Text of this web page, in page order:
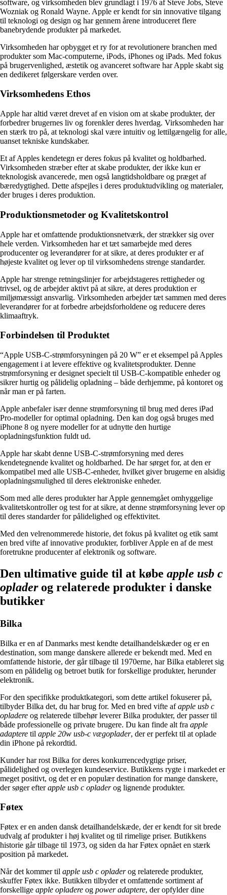
software, og virksomheden blev grundlagt i 1976 af Steve Jobs, Steve
Wozniak og Ronald Wayne. Apple er kendt for sin innovative tilgang
til teknologi og design og har gennem årene introduceret flere
banebrydende produkter på markedet.
Virksomheden har opbygget et ry for at revolutionere branchen med
produkter som Mac-computerne, iPods, iPhones og iPads. Med fokus
på brugervenlighed, æstetik og avanceret software har Apple skabt sig
en dedikeret følgerskare verden over.
Virksomhedens Ethos
Apple har altid været drevet af en vision om at skabe produkter, der
forbedrer brugernes liv og forenkler deres hverdag. Virksomheden har
en stærk tro på, at teknologi skal være intuitiv og lettilgængelig for alle,
uanset tekniske kundskaber.
Et af Apples kendetegn er deres fokus på kvalitet og holdbarhed.
Virksomheden stræber efter at skabe produkter, der ikke kun er
teknologisk avancerede, men også langtidsholdbare og præget af
bæredygtighed. Dette afspejles i deres produktudvikling og materialer,
der bruges i deres produktion.
Produktionsmetoder og Kvalitetskontrol
Apple har et omfattende produktionsnetværk, der strækker sig over
hele verden. Virksomheden har et tæt samarbejde med deres
producenter og leverandører for at sikre, at deres produkter er af
højeste kvalitet og lever op til virksomhedens strenge standarder.
Apple har strenge retningslinjer for arbejdstageres rettigheder og
trivsel, og de arbejder aktivt på at sikre, at deres produktion er
miljømæssigt ansvarlig. Virksomheden arbejder tæt sammen med deres
leverandører for at forbedre arbejdsforholdene og reducere deres
klimaaftryk.
Forbindelsen til Produktet
“Apple USB-C-strømforsyningen på 20 W” er et eksempel på Apples
engagement i at levere effektive og kvalitetsprodukter. Denne
strømforsyning er designet specielt til USB-C-kompatible enheder og
sikrer hurtig og pålidelig opladning – både derhjemme, på kontoret og
når man er på farten.
Apple anbefaler især denne strømforsyning til brug med deres iPad
Pro-modeller for optimal opladning. Den kan dog også bruges med
iPhone 8 og nyere modeller for at udnytte den hurtige
opladningsfunktion fuldt ud.
Apple har skabt denne USB-C-strømforsyning med deres
kendetegnende kvalitet og holdbarhed. De har sørget for, at den er
kompatibel med alle USB-C-enheder, hvilket giver brugerne en alsidig
opladningsmulighed til deres elektroniske enheder.
Som med alle deres produkter har Apple gennemgået omhyggelige
kvalitetskontroller og test for at sikre, at denne strømforsyning lever op
til deres standarder for pålidelighed og effektivitet.
Med den velrenommerede historie, det fokus på kvalitet og etik samt
en bred vifte af innovative produkter, forbliver Apple en af ​​de mest
foretrukne producenter af elektronik og software.
Den ultimative guide til at købe apple usb c
opladerog relaterede produkter i danske
butikker
Bilka
Bilka er en af Danmarks mest kendte detailhandelskæder og er en
destination, som mange danskere allerede er bekendt med. Med en
omfattende historie, der går tilbage til 1970erne, har Bilka etableret sig
som en pålidelig og betroet butik for forskellige produkter, herunder
elektronik.
For den specifikke produktkategori, som dette artikel fokuserer på,
tilbyder Bilka det, du har brug for. Med en bred vifte afapple usb c
opladere og relaterede tilbehør leverer Bilka produkter, der passer til
både professionelle og private brugere. Du kan finde alt fra apple
adaptere til apple 20w usb-c vægoplader, der er perfekt til at oplade
din iPhone på rekordtid.
Kunder har rost Bilka for deres konkurrencedygtige priser,
pålidelighed og overlegen kundeservice. Butikkens rygte i markedet er
meget positivt, og det er en populær destination for mange danskere,
der søger efterapple usb c opladerog lignende produkter.
Føtex
Føtex er en anden dansk detailhandelskæde, der er kendt for sit brede
udvalg af produkter i høj kvalitet og til rimelige priser. Butikkens
historie går tilbage til 1973, og siden da har Føtex opnået en stærk
position på markedet.
Når det kommer til apple usb c opladerog relaterede produkter,
skuffer Føtex ikke. Butikken tilbyder et omfattende sortiment af
forskellige apple opladere og power adaptere, der opfylder dine